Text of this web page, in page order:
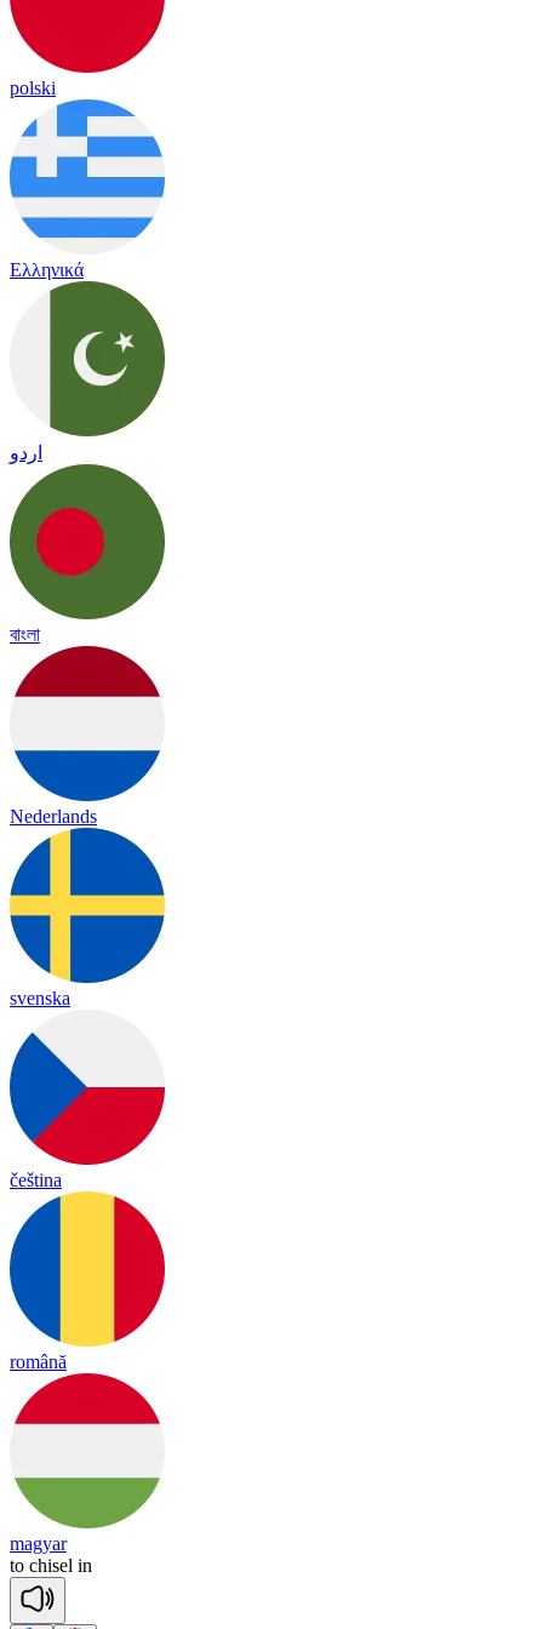
polski
Ελληνικά
اردو
বাংলা
Nederlands
svenska
čeština
română
magyar
to chisel in